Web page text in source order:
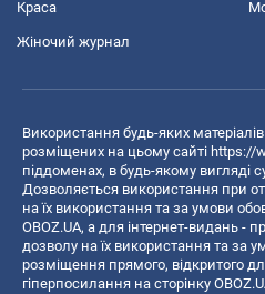
Краса
Жіночий журнал
Використання будь-яких
розміщених на цьому сайті https://
піддоменах, в будь-якому вигляді
Дозволяється використання при
на їх використання та за умови
OBOZ.UA, а для інтернет-видань -
дозволу на їх використання та за
розміщення прямого, відкритого
гіперпосилання на сторінку